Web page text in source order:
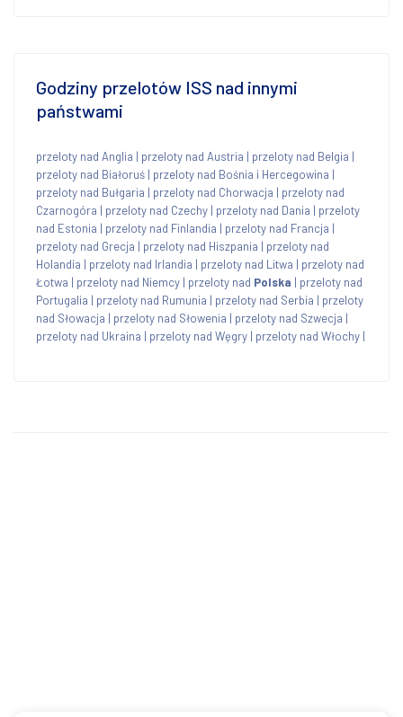
Godziny przelotów ISS nad innymi
państwami
przeloty nad Anglia | przeloty nad Austria | przeloty nad Belgia |
przeloty nad Białoruś | przeloty nad Bośnia i Hercegowina |
przeloty nad Bułgaria | przeloty nad Chorwacja | przeloty nad
Czarnogóra | przeloty nad Czechy | przeloty nad Dania | przeloty
nad Estonia | przeloty nad Finlandia | przeloty nad Francja |
przeloty nad Grecja | przeloty nad Hiszpania | przeloty nad
Holandia | przeloty nad Irlandia | przeloty nad Litwa | przeloty nad
Łotwa | przeloty nad Niemcy | przeloty nad Polska | przeloty nad
Portugalia | przeloty nad Rumunia | przeloty nad Serbia | przeloty
nad Słowacja | przeloty nad Słowenia | przeloty nad Szwecja |
przeloty nad Ukraina | przeloty nad Węgry | przeloty nad Włochy |